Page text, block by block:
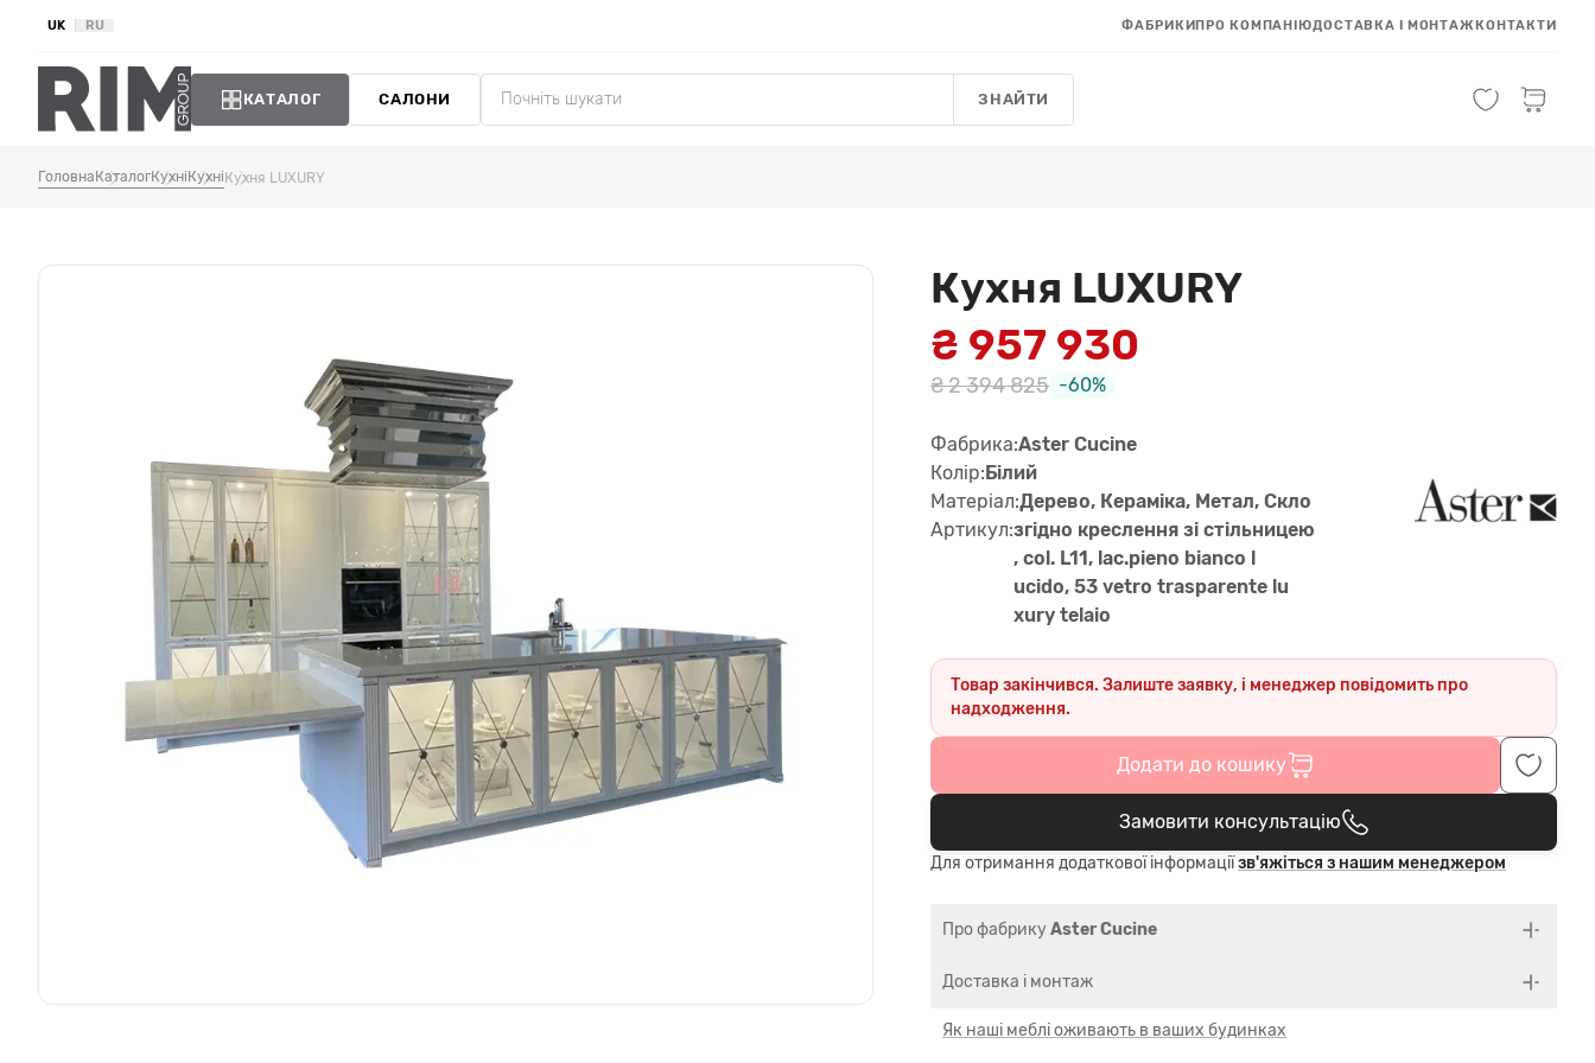
UK RU ФАБРИКИПРО КОМПАНІЮДОСТАВКА І МОНТАЖКОНТАКТИ
КАТАЛОГ САЛОНИ ЗНАЙТИ
Головна КаталогКухні КухніКухня LUXURY
Кухня LUXURY
₴ 957 930
₴ 2 394 825 -60%
Фабрика:Aster Cucine
Колір:Білий
Матеріал:Дерево, Керамiка, Метал, Скло
Артикул:згідно креслення зi стiльницею
, col. L11, lac.pieno bianco l
ucido, 53 vetro trasparente lu
xury telaio
Товар закінчився. Залиште заявку, і менеджер повідомить про
надходження.
Додати до кошику
В кошику
Замовити консультацію
Для отримання додаткової інформаціїзв'яжіться з нашим менеджером
Про фабрикуAster Cucine
Доставка і монтаж
Як наші меблі оживають в ваших будинках